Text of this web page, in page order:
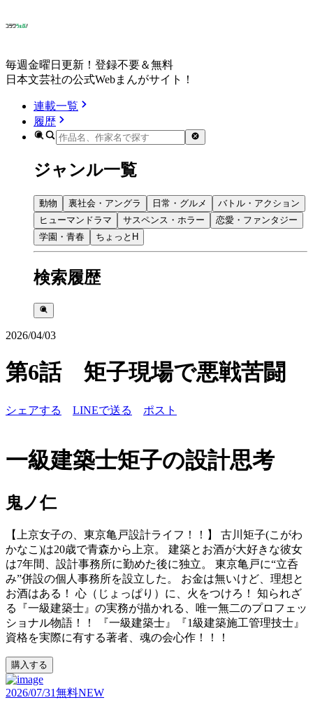
毎週金曜日更新！登録不要＆無料
日本文芸社の公式Webまんがサイト！
連載一覧
履歴
ジャンル一覧
動物 裏社会・アングラ 日常・グルメ
バトル・アクション
ヒューマンドラマ
サスペンス・ホラー
恋愛・ファンタジー
学園・青春
ちょっとH
検索履歴
2026/04/03
第6話 矩子現場で悪戦苦闘
シェアする LINEで送る ポスト
一級建築士矩子の設計思考
鬼ノ仁
【上京女子の、東京亀戸設計ライフ！！】 古川矩子(こがわ
かなこ)は20歳で青森から上京。 建築とお酒が大好きな彼女
は7年間、設計事務所に勤めた後に独立。 東京亀戸に“立呑
み”併設の個人事務所を設立した。 お金は無いけど、理想と
お酒はある！ 心（じょっぱり）に、火をつけろ！ 知られざ
る『一級建築士』の実務が描かれる、唯一無二のプロフェッ
ショナル物語！！ 『一級建築士』『1級建築施工管理技士』
資格を実際に有する著者、魂の会心作！！！
購入する
2026/07/31無料NEW